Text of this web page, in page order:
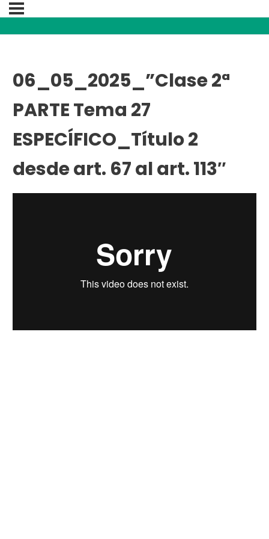
06_05_2025_”Clase 2ª
PARTE Tema 27
ESPECÍFICO_Título 2
desde art. 67 al art. 113″